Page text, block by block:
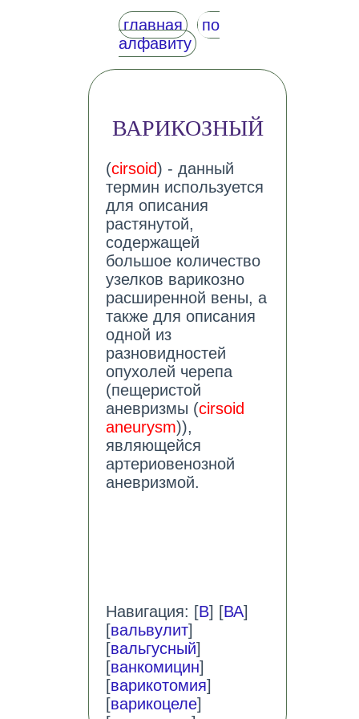
главная
по
алфавиту
ВАРИКОЗНЫЙ
(cirsoid) - данный
термин используется
для описания
растянутой,
содержащей
большое количество
узелков варикозно
расширенной вены, а
также для описания
одной из
разновидностей
опухолей черепа
(пещеристой
аневризмы (cirsoid
aneurysm)),
являющейся
артериовенозной
аневризмой.
Навигация: [В] [ВА]
[вальвулит]
[вальгусный]
[ванкомицин]
[варикотомия]
[варикоцеле]